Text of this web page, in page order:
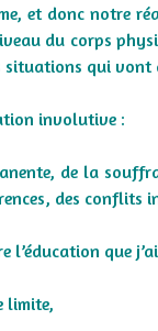
et donc notre
du corps
situations qui
involutive :
de la
des conflits
l’éducation que
limite,